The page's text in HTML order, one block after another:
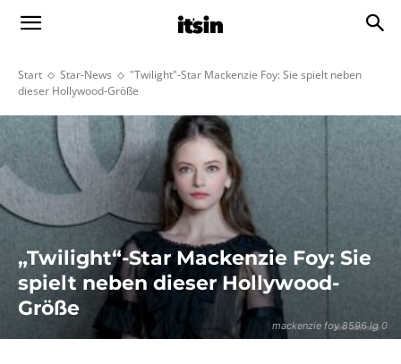
Start Star-News
"Twilight"-Star Mackenzie Foy: Sie spielt neben
dieser Hollywood-Größe
mackenzie foy 8596 lg 0
„Twilight“-Star Mackenzie Foy: Sie
spielt neben dieser Hollywood-
Größe